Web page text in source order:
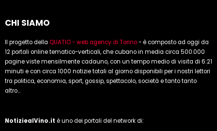
CHI SIAMO
Il progetto della QUATIO - web agency di Torino- è composto ad oggi da
12 portali online tematico-verticali, che cubano in media circa 500.000
pagine viste mensilmente cadauno, con un tempo medio di visita di 6:21
minuti e con circa 1000 notizie totali al giorno disponibili per i nostri lettori
tra politica, economia, sport, gossip, spettacolo, società e tanto tanto
altro...
NotiziealVino.it è uno dei portali del network di: